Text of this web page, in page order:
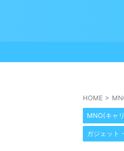
HOME >
MNO(キャ
ガジェット